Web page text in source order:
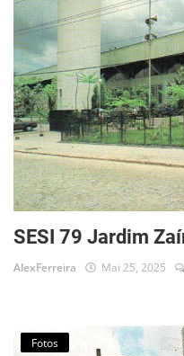
Musica
Fotos
Contato
Doe
Vídeos
Contribua
História da Família
SESI 79 Jardim
AlexFerreira Mai 25, 2025
Fotos